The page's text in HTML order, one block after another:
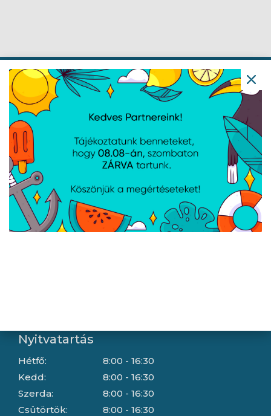
Navigáció
Hírek
Újdonságok
Kapcsolat
Letöltések
Gyártóink
Információ
Általános szerződési feltételek
Nyitvatartás
Hétfő:
Kedd:
Szerda:
Csütörtök:
8:00 - 16:30
8:00 - 16:30
8:00 - 16:30
8:00 - 16:30